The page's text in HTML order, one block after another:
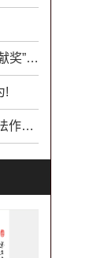
代中
电
冯雪林同志被授予“共和国诗书画杰出贡献奖”和“国家一级诗书画家”荣誉称号
!
西湖艺术博览会开幕 冯雪林老师多幅书法作品亮相